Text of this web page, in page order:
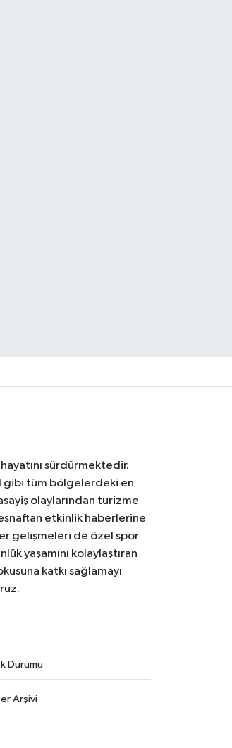
sürdürmektedir.
gibi tüm bölgelerdeki en
olaylarından turizme
etkinlik haberlerine
gelişmeleri de özel spor
yaşamını kolaylaştıran
katkı sağlamayı
Durumu
Arşivi